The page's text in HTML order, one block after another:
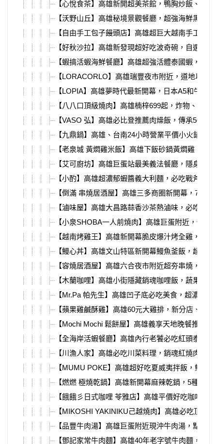
【心悅食茶】高雄新開超美茶館，鴨胸炒飯、甲
【沃野山丘】高雄秘境景觀餐廳，超強海鮮黑金
【自由手工包子饅頭店】高雄超巨大越南手工海
【好秋沙拉】高雄新發現超好吃波奇碗，自選沙
【蝦搞活蝦海鮮餐廳】高雄超強活體泰國蝦，套
【LORACORLO】高雄瑞豐夜市附近，道地以色
【LOPIA】高雄夢時代最新開幕，日本A5和牛、
【八八口頂級燒肉】高雄楠梓699起，炸物、甜點
【VASO 弘】高雄必比登推薦肉燥飯，傳承50年
【九鼎鍋】高雄、台南24小時營業平價小火鍋，
【老泉城 黃燜雞米飯】高雄下飯砂鍋黃燜雞，冰
【艾可廚坊】高雄巨蛋站最美義法餐廳，隱身帕
【小酌】高雄超濃郁蝦醬義大利麵，必吃戰斧豬
【倒滿 串燒居酒屋】高雄三多商圈新開幕，7月
【滷味屋】高雄大昌路蒜香沙茶熱滷味，必吃爆
【小泉SHOBA一人前燒肉】高雄巨蛋附近，個人
【越南烤雞王】高雄新開幕脆皮爆汁烤全雞，獨
【鰻心丼】高雄文山特區新開幕鰻魚釜飯，超多
【容燒居酒屋】高雄六合夜市附近超夯串燒，超
【木蘭咖哩】高雄小街隱藏銷魂咖哩飯，蔬果熬
【Mr.Pa 帕先生】高雄凹子底必吃美食，超濃叻沙
【蘋果雞鹹酥雞】高雄60元大雞排，新分店、買
【Mochi Mochi 鬆餅屋】高雄義享天地晚餐推薦！
【全海岸活蝦餐廳】高雄內行老饕必吃紅頭泰國
【川漁人家】高雄必吃川菜料理，銷魂紅燒肉、
【MUMU POKE】高雄超好吃夏威夷拌飯，鮭魚
【燃燃 極燒乾鍋】高雄新開幕麻辣乾鍋，5種口味
【餓餓彡日式咖哩 苓雅店】高雄平價好吃咖哩，
【MIKOSHI YAKINIKU己越燒肉】高雄必吃頂級
【品豐牛肉湯】高雄巨蛋附近現沖牛肉湯，點牛
【鄧記家常牛肉麵】高雄40年老字號牛肉麵，必